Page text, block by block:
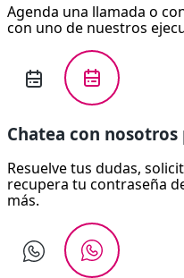
Agenda una llamada o
con uno de nuestros
Chatea con
Resuelve tus dudas,
recupera tu contraseña
más.